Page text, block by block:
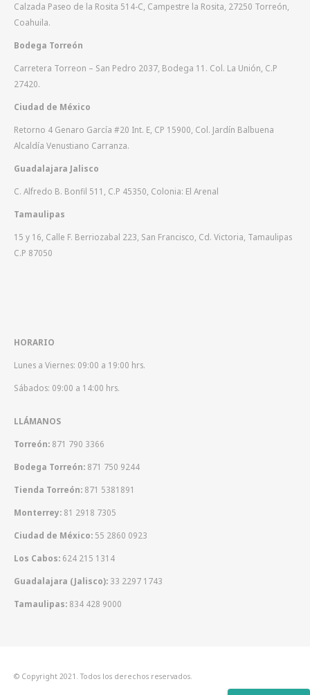
Calzada Paseo de la Rosita 514-C, Campestre la Rosita, 27250 Torreón,
Coahuila.
Bodega Torreón
Carretera Torreon – San Pedro 2037, Bodega 11. Col. La Unión, C.P
27420.
Ciudad de México
Retorno 4 Genaro García #20 Int. E, CP 15900, Col. Jardín Balbuena
Alcaldía Venustiano Carranza.
Guadalajara Jalisco
C. Alfredo B. Bonfil 511, C.P 45350, Colonia: El Arenal
Tamaulipas
15 y 16, Calle F. Berriozabal 223, San Francisco, Cd. Victoria, Tamaulipas
C.P 87050
HORARIO
Lunes a Viernes: 09:00 a 19:00 hrs.
Sábados: 09:00 a 14:00 hrs.
LLÁMANOS
Torreón: 871 790 3366
Bodega Torreón: 871 750 9244
Tienda Torreón: 871 5381891
Monterrey: 81 2918 7305
Ciudad de México: 55 2860 0923
Los Cabos: 624 215 1314
Guadalajara (Jalisco): 33 2297 1743
Tamaulipas: 834 428 9000
© Copyright 2021. Todos los derechos reservados.